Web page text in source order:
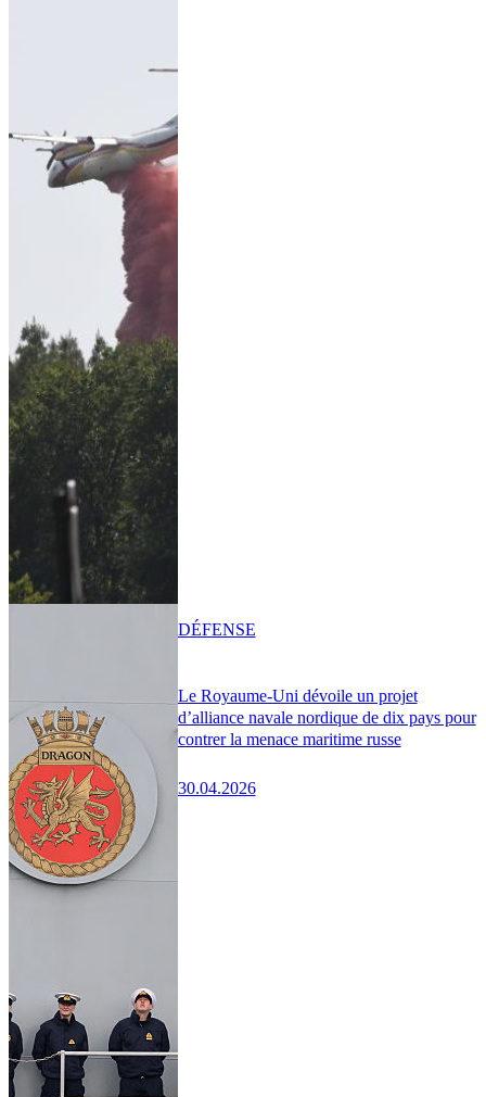
Le Royaume-Uni dévoile un projet
d’alliance navale nordique de dix pays pour
contrer la menace maritime russe
30.04.2026
DÉFENSE